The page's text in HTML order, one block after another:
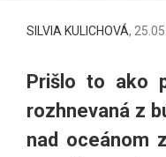
SILVIA KULICHOVÁ,
Prišlo to ako
rozhnevaná z
nad oceánom